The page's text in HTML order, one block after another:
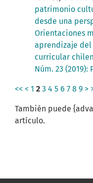
patrimonio
desde una
Orientaciones
aprendizaje
curricular
Núm. 23 (2019):
<< < 1 2 3 4 5 6 7 8 9 >
También puede
artículo.